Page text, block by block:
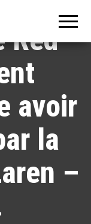
Red
avoir
la
–